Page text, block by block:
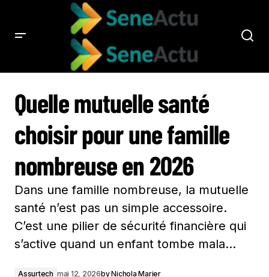
Quelle mutuelle santé
choisir pour une famille
nombreuse en 2026
Dans une famille nombreuse, la mutuelle
santé n’est pas un simple accessoire.
C’est une pilier de sécurité financière qui
s’active quand un enfant tombe mala…
Assurtech mai 12, 2026byNichola Marier